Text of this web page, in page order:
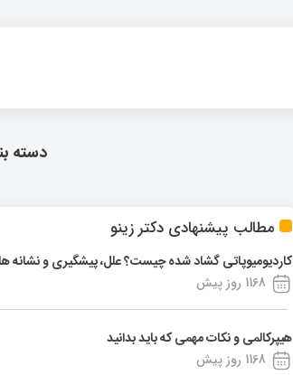
دسته
مطالب پیشنهادی دکتر زینو
کاردیومیوپاتی گشاد شده چیست؟ علل، پیشگیری و نشانه ها
1168 روز پیش
هیپرکالمی و نکات مهمی که باید بدانید
1168 روز پیش